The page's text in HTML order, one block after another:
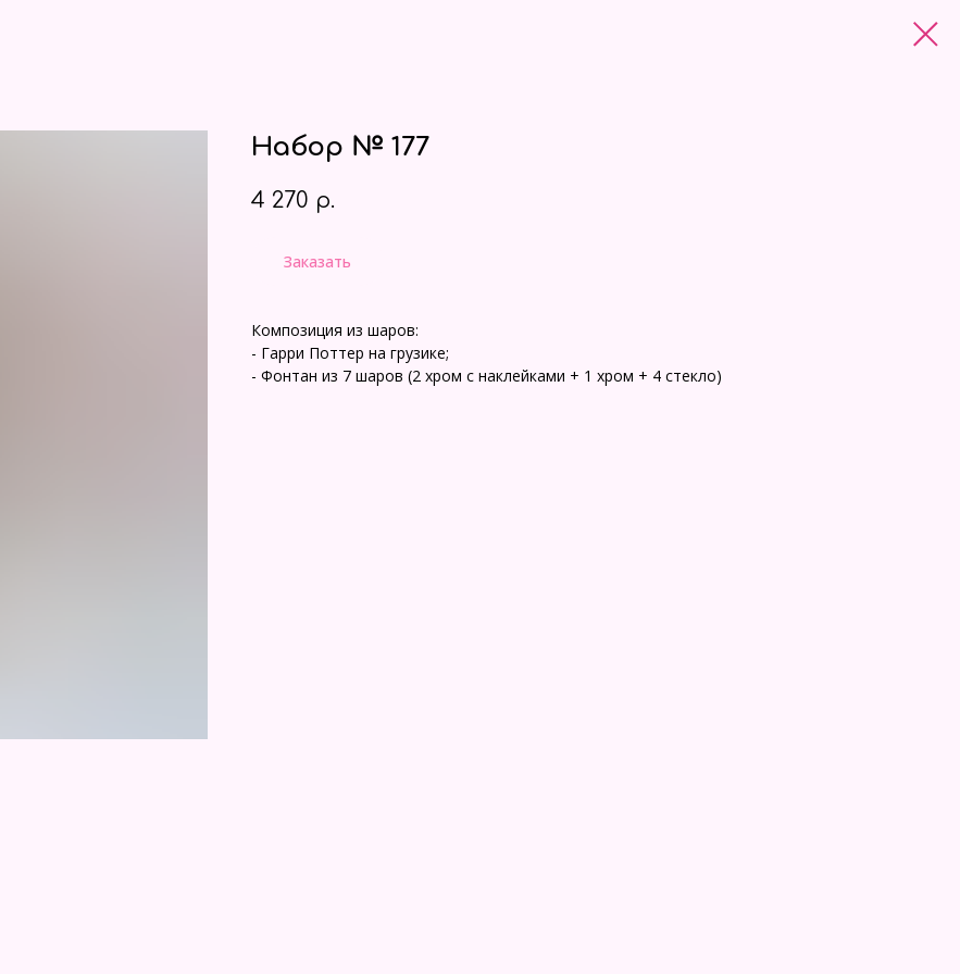
Набор № 177
4 270 р.
Заказать
Композиция из шаров:
- Гарри Поттер на грузике;
- Фонтан из 7 шаров (2 хром с наклейками + 1 хром + 4 стекло)